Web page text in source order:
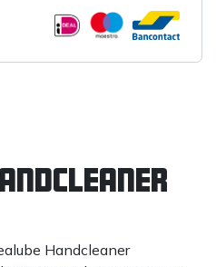
Handcleaner